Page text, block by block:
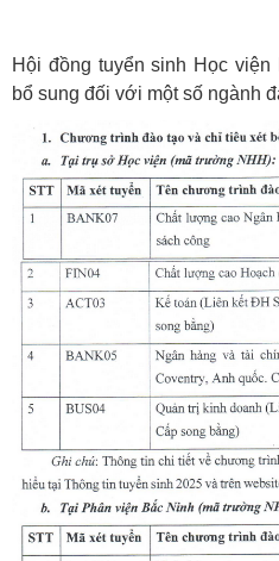
Hội đồng tuyển sinh Học
bổ sung đối với một số ngành